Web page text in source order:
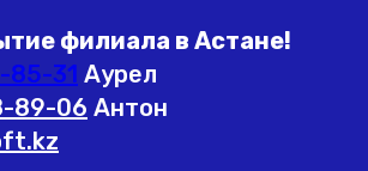
филиала в Астане!
85-31 Аурел
89-06 Антон